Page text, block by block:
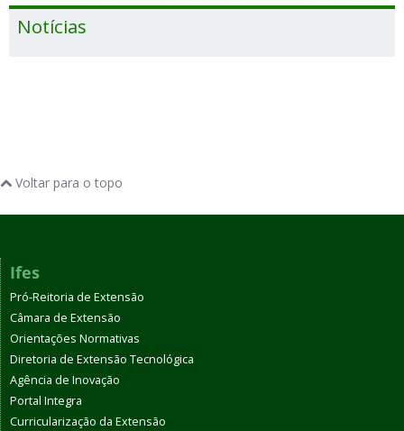
Notícias
Voltar para o topo
Ifes
Pró-Reitoria de Extensão
Câmara de Extensão
Orientações Normativas
Diretoria de Extensão Tecnológica
Agência de Inovação
Portal Integra
Curricularização da Extensão